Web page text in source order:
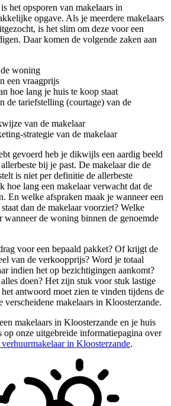
het opsporen van makelaars in
opgave. Als je meerdere makelaars
is het slim om deze voor een
Daar komen de volgende zaken aan
woning
een vraagprijs
hoe lang je huis te koop staat
de tariefstelling (courtage) van de
van de makelaar
strategie van de makelaar
gevoerd heb je dikwijls een aardig beeld
bij je past. De makelaar die de
is niet per definitie de allerbeste
hoe lang een makelaar verwacht dat de
En welke afspraken maak je wanneer een
dan de makelaar voorziet? Welke
wanneer de woning binnen de genoemde
voor een bepaald pakket? Of krijgt de
van de verkoopprijs? Word je totaal
indien het op bezichtigingen aankomt?
doen? Het zijn stuk voor stuk lastige
antwoord moet zien te vinden tijdens de
verscheidene makelaars in Kloosterzande.
makelaars in Kloosterzande en je huis
op onze uitgebreide informatiepagina over
in Kloosterzande.